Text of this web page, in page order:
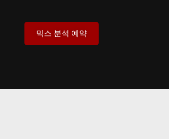
믹스 분석 예약